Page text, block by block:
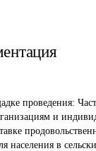
проведения:
и
населения в